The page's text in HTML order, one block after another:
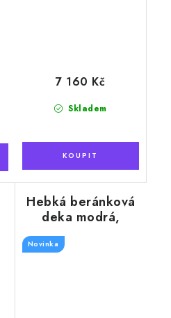
Skladem
7 160 Kč
Hebká beránková
deka modrá,
žebrovaná
Novinka